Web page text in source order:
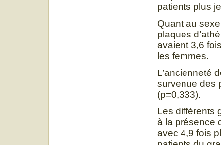
patients plus
Quant au
plaques
avaient 3,6
les femmes.
L’ancienneté
survenue des
(p=0,333).
Les différents
à la présence
avec 4,9 fois